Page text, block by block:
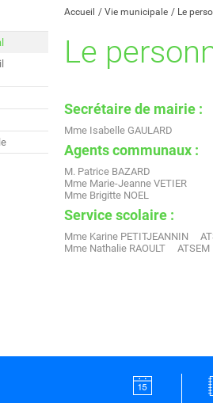
Accueil Vie municipale Le
Le
Secrétaire de mairie :
Mme Isabelle GAULARD
Agents communaux :
M. Patrice BAZARD
Mme Marie-Jeanne VETIER
Mme Brigitte NOEL
Service scolaire :
Mme Karine PETITJEANNIN
Mme Nathalie RAOULT ATSEM